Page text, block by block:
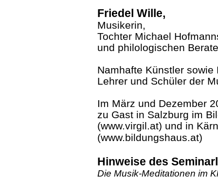
Friedel Wille,
Musikerin,
Tochter Michael
und philologischen
Namhafte Künstler
Lehrer und Schüler der
Im März und Dezember
zu Gast in Salzburg im
(www.virgil.at) und in
(www.bildungshaus.at)
Hinweise des
Die Musik-Meditationen im